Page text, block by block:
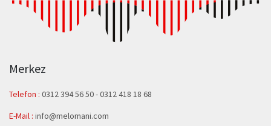
Merkez
Telefon : 0312 394 56 50-0312 418 18 68
E-Mail : info@melomani.com